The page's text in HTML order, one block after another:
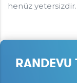
henüz yetersizdir.
RANDEVU